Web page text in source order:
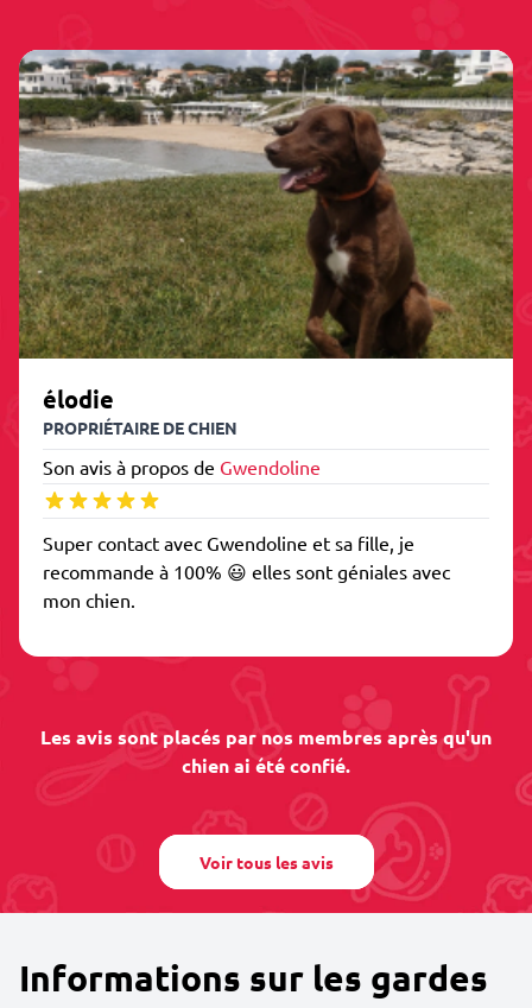
élodie
PROPRIÉTAIRE DE CHIEN
Son avis à propos de Gwendoline
Super contact avec Gwendoline et sa fille, je
recommande à 100% 😃 elles sont géniales avec
mon chien.
Les avis sont placés par nos membres après qu'un
chien ai été confié.
Voir tous les avis
Informations sur les gardes